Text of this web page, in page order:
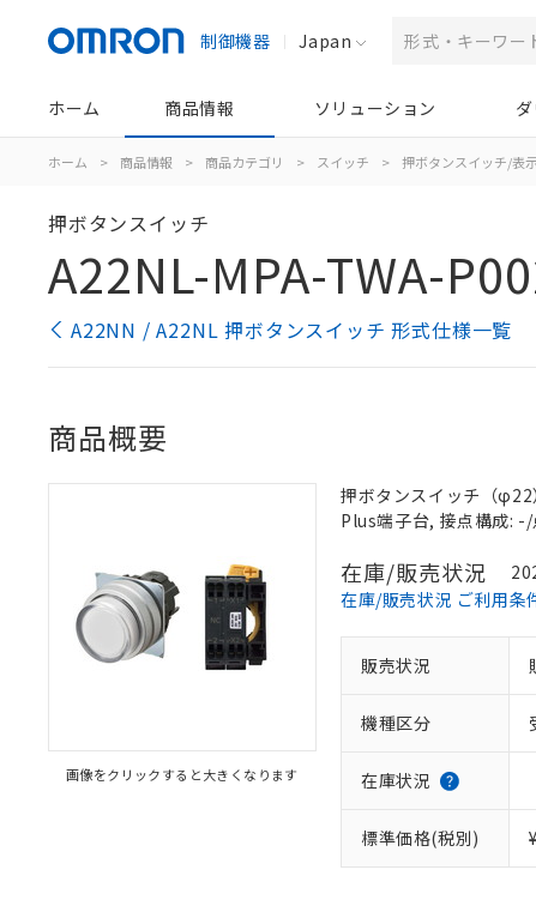
制御機器 Japan
ホーム 商品情報 ソリューション
ホーム > 商品情報 > 商品カテゴリ > スイッチ > 押ボタンスイッチ/表
押ボタンスイッチ
A22NL-MPA-TWA-
A22NN / A22NL 押ボタンスイッチ 形式仕様一覧
商品概要
画像をクリックすると大きくなります
押ボタンスイッチ（
Plus端子台, 接点構成:
在庫/販売状況
在庫/販売状況 ご利用条
販売状況
機種区分
在庫状況
標準価格(税別)